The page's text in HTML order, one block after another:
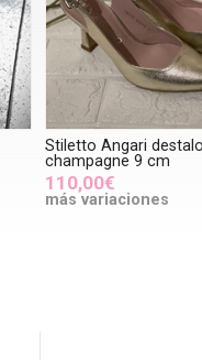
Stiletto Angari
champagne 9 cm
110,00€
más variaciones